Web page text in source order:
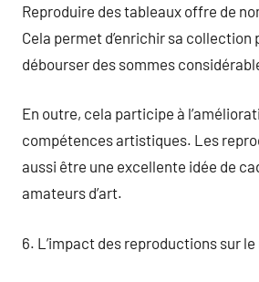
Reproduire des tableaux offre de
Cela permet d’enrichir sa collection
débourser des sommes
En outre, cela participe à
compétences artistiques. Les
aussi être une excellente idée de
amateurs d’art.
6. L’impact des reproductions sur le